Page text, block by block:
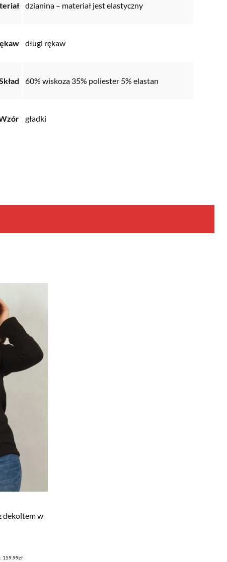
dzianina – materiał jest elastyczny
długi rękaw
60% wiskoza 35% poliester 5% elastan
gładki
dekoltem w
159.99zł